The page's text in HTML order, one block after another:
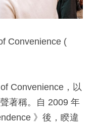
Convenience (
Convenience，以
著稱。自 2009 年
》後，睽違